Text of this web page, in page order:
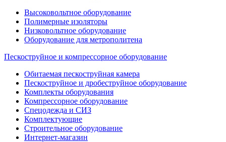
Высоковольтное оборудование
Полимерные изоляторы
Низковольтное оборудование
Оборудование для метрополитена
Пескоструйное и компрессорное оборудование
Обитаемая пескоструйная камера
Пескоструйное и дробеструйное оборудование
Комплекты оборудования
Компрессорное оборудование
Спецодежда и СИЗ
Комплектующие
Строительное оборудование
Интернет-магазин